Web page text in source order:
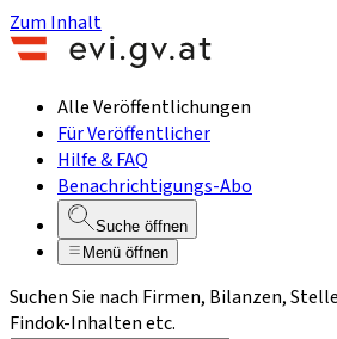
Zum Inhalt
Alle Veröffentlichungen
Für Veröffentlicher
Hilfe & FAQ
Benachrichtigungs-Abo
Suche öffnen
Menü öffnen
Suchen Sie nach Firmen, Bilanzen,
Findok-Inhalten etc.